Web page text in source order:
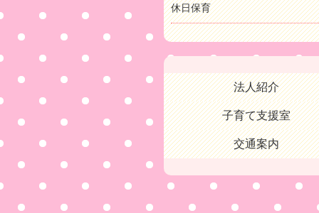
休日保育
法人紹介
子育て支援室
交通案内